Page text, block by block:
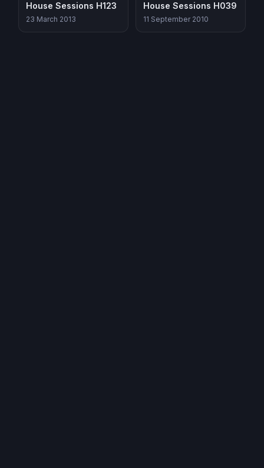
House Sessions H123
23 March 2013
House Sessions H039
11 September 2010